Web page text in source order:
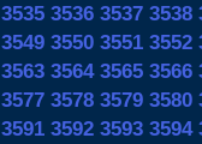
3535 3536 3537 3538
3549 3550 3551 3552
3563 3564 3565 3566
3577 3578 3579 3580
3591 3592 3593 3594